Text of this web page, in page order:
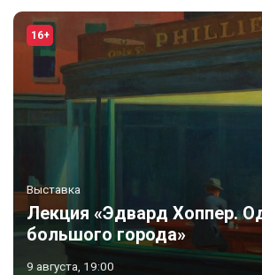
16+
Выставка
Лекция «Эдвард Хоппер.
большого города»
9 августа, 19:00